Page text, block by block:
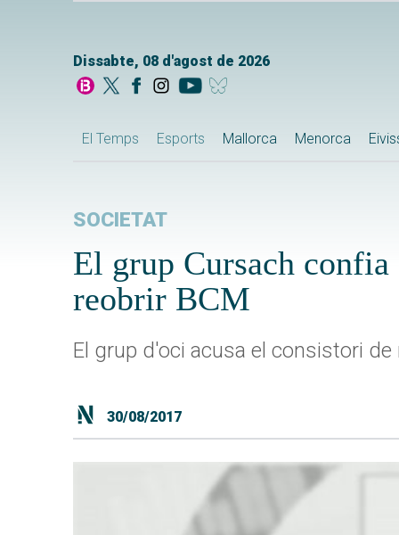
Dissabte, 08 d'agost de 2026
El Temps Esports Mallorca Menorca
SOCIETAT
El grup Cursach
reobrir BCM
El grup d'oci acusa el consistori
30/08/2017